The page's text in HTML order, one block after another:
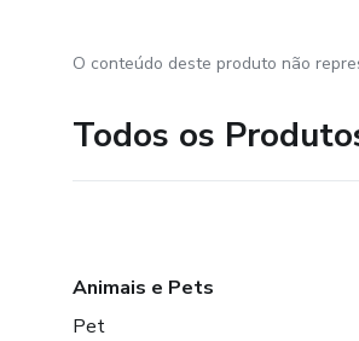
O conteúdo deste produto não
Todos os
Animais e Pets
Pet